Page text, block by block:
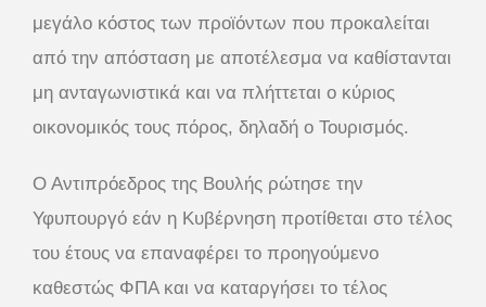
μεγάλο κόστος των προϊόντων που προκαλείται
από την απόσταση με αποτέλεσμα να καθίστανται
μη ανταγωνιστικά και να πλήττεται ο κύριος
οικονομικός τους πόρος, δηλαδή ο Τουρισμός.
Ο Αντιπρόεδρος της Βουλής ρώτησε την
Υφυπουργό εάν η Κυβέρνηση προτίθεται στο τέλος
του έτους να επαναφέρει το προηγούμενο
καθεστώς ΦΠΑ και να καταργήσει το τέλος